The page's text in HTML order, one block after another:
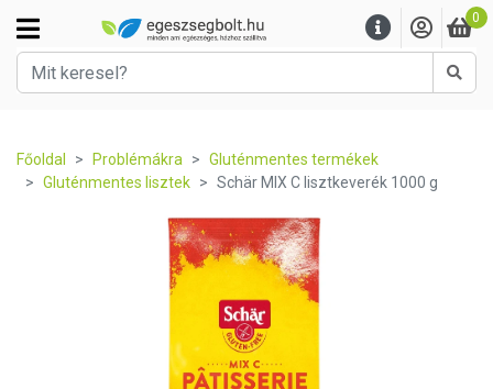
0
Főoldal Problémákra
Gluténmentes termékek
Gluténmentes lisztek
Schär MIX C lisztkeverék 1000 g